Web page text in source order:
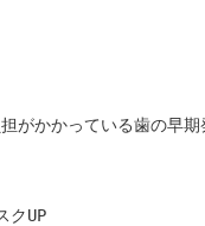
がかかっている歯の早
クUP